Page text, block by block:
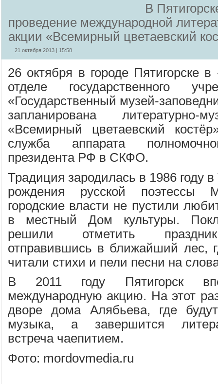
В
проведение международной
акции «Всемирный цветаевский
21 октября 2013 | 15:58
26 октября в городе Пятигорске
отделе государственного
«Государственный музей-
запланирована литературно-
«Всемирный цветаевский
служба аппарата
президента РФ в СКФО.
Традиция зародилась в 1986 году в
рождения русской поэтессы
городские власти не пустили
в местный Дом культуры.
решили отметить
отправившись в ближайший лес,
читали стихи и пели песни на
В 2011 году Пятигорск
международную акцию. На этот
дворе дома Алябьева, где
музыка, а завершится
встреча чаепитием.
Фото: mordovmedia.ru